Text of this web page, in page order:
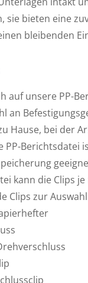
sie bieten eine
bleibenden
auf unsere PP-
an
Hause, bei der
PP-Berichtsdatei
kann die Clips
Clips zur